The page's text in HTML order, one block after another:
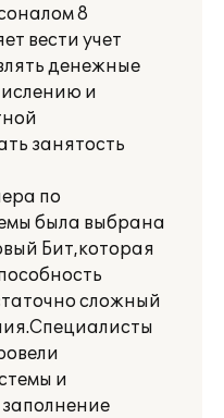
8
вести учет
денежные
и
занятость
по
была выбрана
Бит,которая
сложный
и